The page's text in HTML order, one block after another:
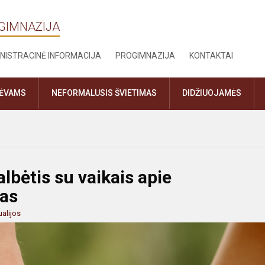
INFORMACIJA PROGIMNAZIJA KONTAKTAI
NEFORMALUSIS ŠVIETIMAS DIDŽIUOJAMĖS
su vaikais apie